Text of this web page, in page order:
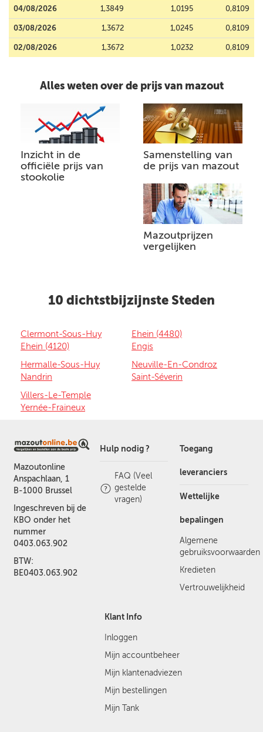
04/08/2026 1,3849 1,0195 0,8109
03/08/2026 1,3672 1,0245 0,8109
02/08/2026 1,3672 1,0232 0,8109
Alles weten over de prijs van mazout
Inzicht in de
officiële prijs van
stookolie
Samenstelling van
de prijs van mazout
Mazoutprijzen
vergelijken
10 dichtstbijzijnste Steden
Clermont-Sous-Huy
Ehein (4120)
Ehein (4480)
Engis
Hermalle-Sous-Huy
Nandrin
Neuville-En-Condroz
Saint-Séverin
Villers-Le-Temple
Yernée-Fraineux
Mazoutonline
Anspachlaan, 1
B-1000 Brussel
Ingeschreven bij de
KBO onder het
nummer
0403.063.902
BTW:
BE0403.063.902
Hulp nodig ?
FAQ (Veel
gestelde
vragen)
Toegang
leveranciers
Wettelijke
bepalingen
Algemene
gebruiksvoorwaarden
Kredieten
Vertrouwelijkheid
Klant Info
Inloggen
Mijn accountbeheer
Mijn klantenadviezen
Mijn bestellingen
Mijn Tank